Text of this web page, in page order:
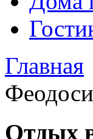
Главная
Отдых